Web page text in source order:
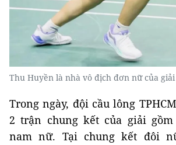
Thu Huyền là nhà vô địch đơn nữ của
Trong ngày, đội cầu lông
2 trận chung kết của giải
nam nữ. Tại chung kết đôi